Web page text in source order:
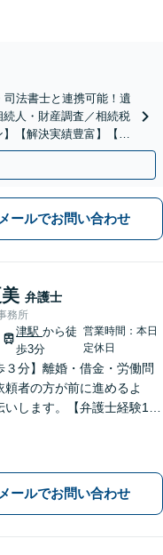
司法書士と連携可能！遺
人・財産調査／相続税
【解決実績豊富】【電
メールでお問い合わせ
弁護士
務所
津駅から徒
歩3分
営業時間：本日
定休日
３分】離婚・借金・労働問
頼者の方が前に進めるよ
いします。【弁護士経験10
メールでお問い合わせ